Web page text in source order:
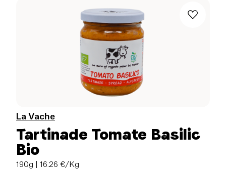
La Vache
Tartinade Tomate Basilic
Bio
190g | 16.26 €/Kg